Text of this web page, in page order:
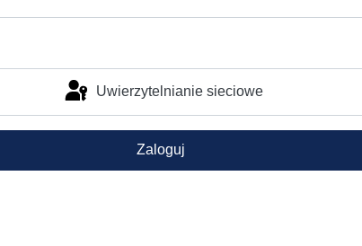
Uwierzytelnianie sieciowe
Zaloguj